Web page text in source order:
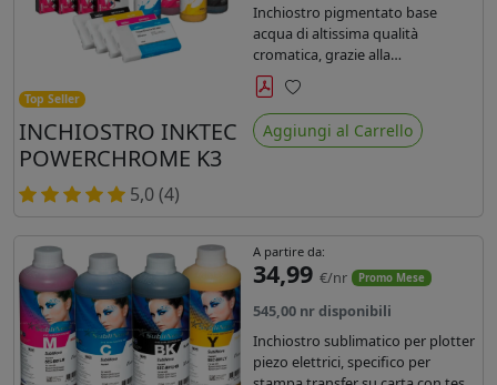
Top Seller
INCHIOSTRO INKTEC
POWERCHROME K3
5,0 (4)
Inchiostro pigmentato base
acqua di altissima qualità
cromatica, grazie alla
concentrazione di pigmenti
permette di realizzare stampe di
altissima qualità e ridurre la curva
colore fino ad un 20 % rispetto
Preferiti
Aggiungi al Carrello
A partire da:
34,99 €/nr Promo Mese
545,00 nr disponibili
Inchiostro sublimatico per plotter
piezo elettrici, specifico per